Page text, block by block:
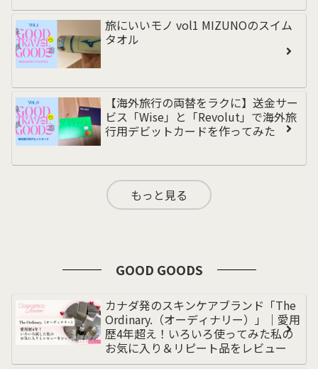
旅にいいモノ vol1 MIZUNOのスイム
タオル
【海外旅行の両替をラクに】送金サー
ビス「Wise」と「Revolut」で海外旅
行用デビットカードを作ってみた
もっと見る
GOOD GOODS
カナダ発のスキンケアブランド「The
Ordinary.（オーディナリー）」｜愛用
歴4年超え！いろいろ使ってみた私の
お気に入り＆リピート品をレビュー